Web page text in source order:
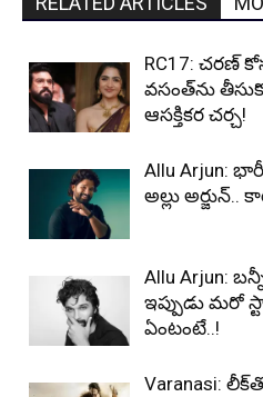
RC17: చరణ్
వసంత్‌ను
ఆసక్తికర చర్చ!
Allu Arjun:
అల్లు అర్జున్..
Allu Arjun:
ఇప్పుడు మరో
ఏంటంటే..!
Varanasi: